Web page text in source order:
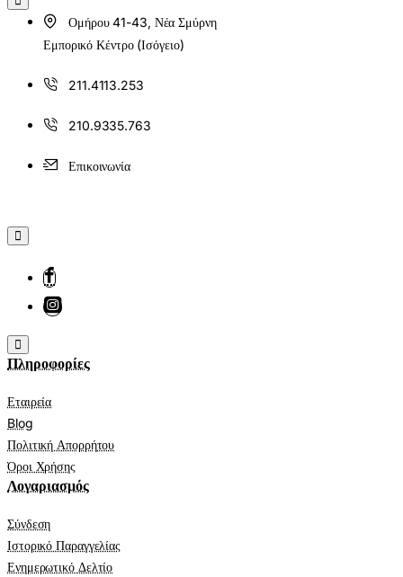
Ομήρου 41-43, Νέα Σμύρνη
Εμπορικό Κέντρο (Ισόγειο)
211.4113.253
210.9335.763
Επικοινωνία
Πληροφορίες
Εταιρεία
Blog
Πολιτική Απορρήτου
Όροι Χρήσης
Λογαριασμός
Σύνδεση
Ιστορικό Παραγγελίας
Ενημερωτικό Δελτίο